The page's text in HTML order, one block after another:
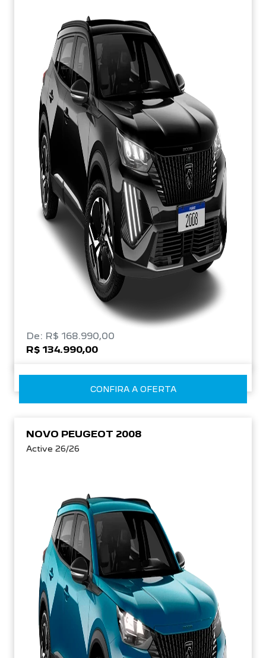
De: R$ 168.990,00
R$ 134.990,00
CONFIRA A OFERTA
NOVO PEUGEOT 2008
Active 26/26